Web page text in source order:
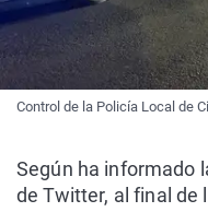
Control de la Policía Local de
Según ha informado
de Twitter, al final de